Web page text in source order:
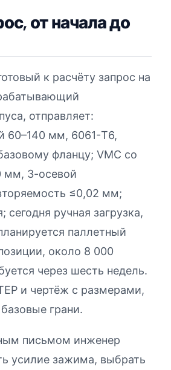
от начала до
к расчёту запрос на
отправляет:
60–140 мм, 6061-T6,
фланцу; VMC со
мм, 3-осевой
≤0,02 мм;
сегодня ручная загрузка,
паллетный
около 8 000
через шесть недель.
и чертёж с размерами,
грани.
письмом инженер
усилие зажима, выбрать